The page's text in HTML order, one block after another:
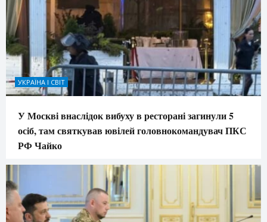
УКРАЇНА І СВІТ
У Москві внаслідок вибуху в ресторані загинули 5
осіб, там святкував ювілей головнокомандувач ПКС
РФ Чайко